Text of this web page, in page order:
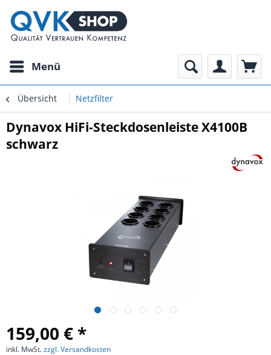
Menü
Übersicht Netzfilter
Dynavox HiFi-Steckdosenleiste X4100B
schwarz
159,00 € *
inkl. MwSt.zzgl. Versandkosten